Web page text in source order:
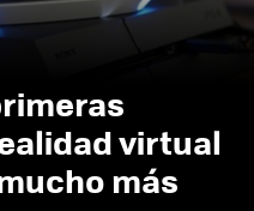
virtual
más